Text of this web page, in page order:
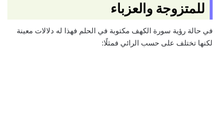
للمتزوجة والعزباء
في حالة رؤية سورة الكهف مكتوبة في الحلم فهذا له دلالات معينة
لكنها تختلف على حسب الرائي فمثلًا: